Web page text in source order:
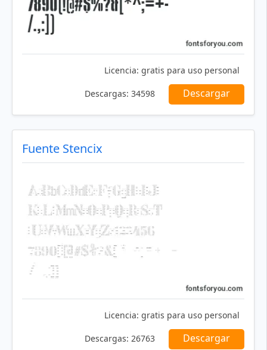
Licencia: gratis para uso personal
Descargas: 34598 Descargar
Fuente Stencix
Licencia: gratis para uso personal
Descargas: 26763 Descargar